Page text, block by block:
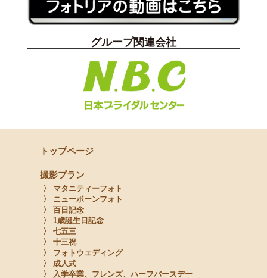
グループ関連会社
トップページ
撮影プラン
〉 マタニティーフォト
〉 ニューボーンフォト
〉 百日記念
〉 1歳誕生日記念
〉 七五三
〉 十三祝
〉 フォトウェディング
〉 成人式
〉 入学卒業、フレンズ、ハーフバースデー